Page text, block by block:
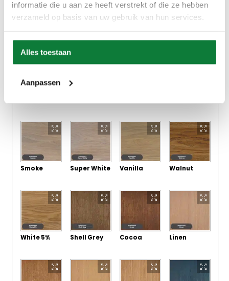
informatie die u aan ze heeft verstrekt of die ze hebben
verzameld op basis van uw gebruik van hun services.
Alles toestaan
Aanpassen
Smoke Super White Vanilla Walnut
White 5% Shell Grey Cocoa Linen